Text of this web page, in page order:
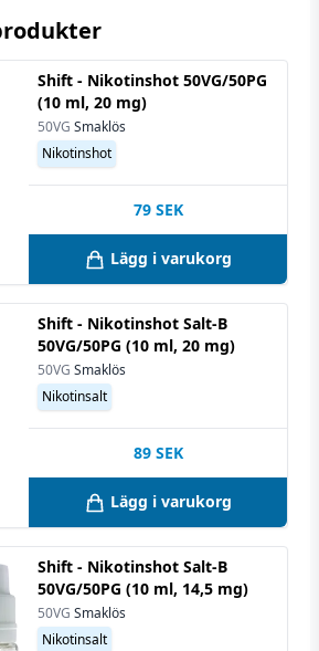
Shift - Nikotinshot 50VG/50PG
(10 ml, 20 mg)
50VG Smaklös
Nikotinshot
79 SEK
Lägg i varukorg
Shift - Nikotinshot Salt-B
50VG/50PG (10 ml, 20 mg)
50VG Smaklös
Nikotinsalt
89 SEK
Lägg i varukorg
Shift - Nikotinshot Salt-B
50VG/50PG (10 ml, 14,5 mg)
50VG Smaklös
Nikotinsalt